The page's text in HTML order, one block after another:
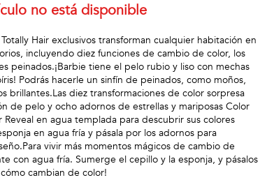
no está disponible
Hair exclusivos transforman cualquier habitación en
incluyendo diez funciones de cambio de color, los
peinados.¡Barbie tiene el pelo rubio y liso con mechas
Podrás hacerle un sinfín de peinados, como moños,
brillantes.Las diez transformaciones de color sorpresa
de pelo y ocho adornos de estrellas y mariposas Color
Reveal en agua templada para descubrir sus colores
en agua fría y pásala por los adornos para
vivir más momentos mágicos de cambio de
con agua fría. Sumerge el cepillo y la esponja, y pásalos
cambian de color!